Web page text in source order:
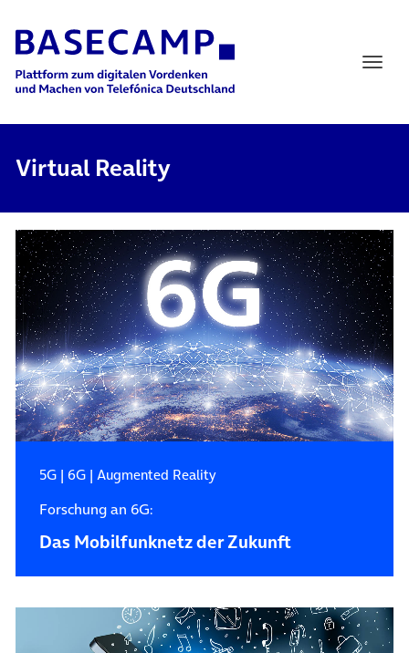
Main Navigation
Virtual Reality
5G| 6G| Augmented Reality
Forschung an 6G:
Das Mobilfunknetz der Zukunft